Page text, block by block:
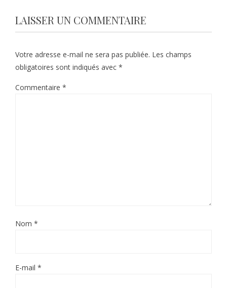
LAISSER UN COMMENTAIRE
Votre adresse e-mail ne sera pas publiée. Les champs
obligatoires sont indiqués avec *
Commentaire *
Nom *
E-mail *